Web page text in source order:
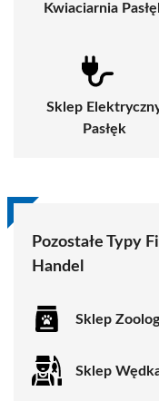
Kwiaciarnia
Sklep
Pasłęk
Pozostałe Typy
Handel
Sklep
Sklep